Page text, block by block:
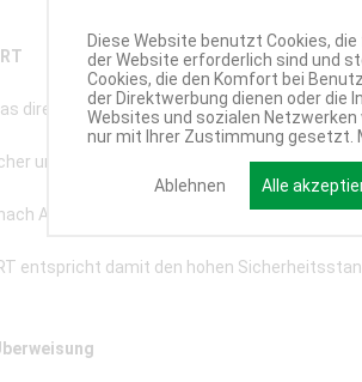
direkte Überweisungsverfahren der Sofort
und bequem mit Ihren gewohnten Online
Abschluss der Überweisung eine
entspricht damit den hohen
Diese Website benutzt Cookies,
der Website erforderlich sind und
Cookies, die den Komfort bei
der Direktwerbung dienen oder die
Websites und sozialen
nur mit Ihrer Zustimmung gesetzt.
Ablehnen Alle